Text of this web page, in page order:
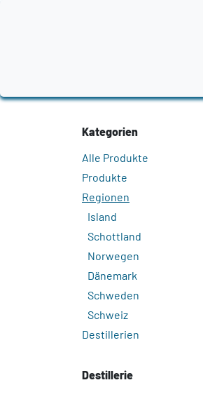
Kategorien
Alle Produkte
Produkte
Regionen
Island
Schottland
Norwegen
Dänemark
Schweden
Schweiz
Destillerien
Destillerie